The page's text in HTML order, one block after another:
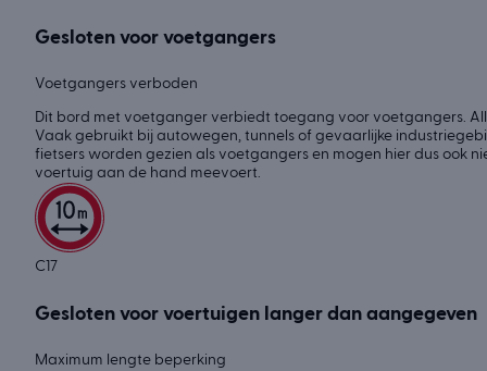
Gesloten voor voetgangers
Voetgangers verboden
Dit bord met voetganger verbiedt toegang voor voetgangers.
Vaak gebruikt bij autowegen, tunnels of gevaarlijke
fietsers worden gezien als voetgangers en mogen hier dus ook
voertuig aan de hand meevoert.
C17
Gesloten voor voertuigen langer dan aangegeven
Maximum lengte beperking